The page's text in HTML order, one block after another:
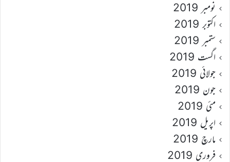
نومبر 2019
اکتوبر 2019
ستمبر 2019
اگست 2019
جولائی 2019
جون 2019
مئی 2019
اپریل 2019
مارچ 2019
فروری 2019